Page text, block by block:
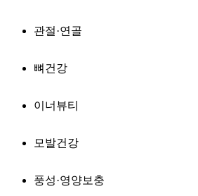
관절·연골
뼈건강
이너뷰티
모발건강
풍성·영양보충